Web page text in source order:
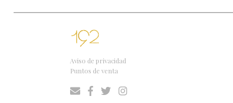
Aviso de privacidad
Puntos de venta